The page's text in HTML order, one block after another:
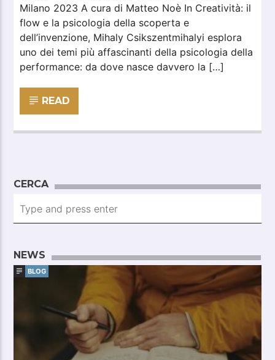
Milano 2023 A cura di Matteo Noè In Creatività: il
flow e la psicologia della scoperta e
dell’invenzione, Mihaly Csikszentmihalyi esplora
uno dei temi più affascinanti della psicologia della
performance: da dove nasce davvero la […]
READ
CERCA
NEWS
BLOG